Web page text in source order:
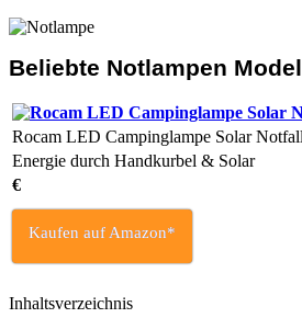
Beliebte Notlampen
Rocam LED Campinglampe Solar
Energie durch Handkurbel & Solar
€
Kaufen auf Amazon*
Inhaltsverzeichnis